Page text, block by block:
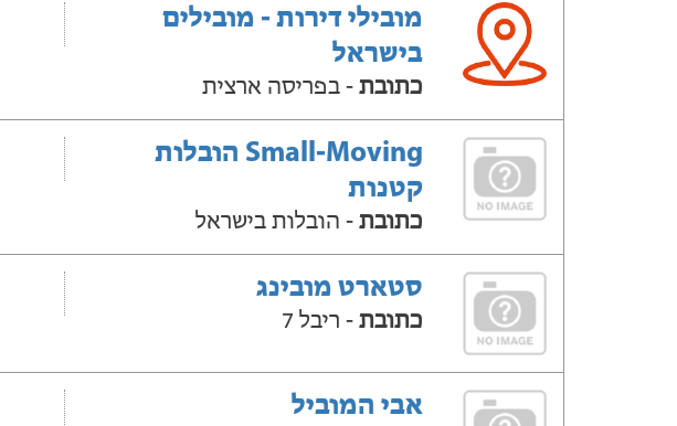
מובילי דירות - מובילים
בישראל
כתובת - בפריסה ארצית
Small-Moving הובלות
קטנות
כתובת - הובלות בישראל
סטארט מובינג
כתובת - ריבל 7
אבי המוביל